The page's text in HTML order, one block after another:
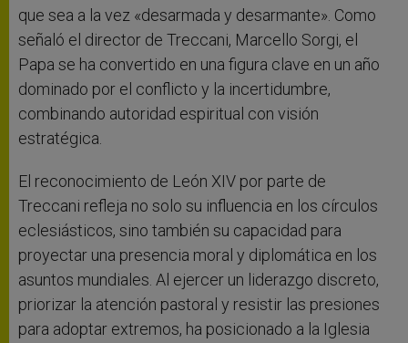
que sea a la vez «desarmada y desarmante». Como
señaló el director de Treccani, Marcello Sorgi, el
Papa se ha convertido en una figura clave en un año
dominado por el conflicto y la incertidumbre,
combinando autoridad espiritual con visión
estratégica.
El reconocimiento de León XIV por parte de
Treccani refleja no solo su influencia en los círculos
eclesiásticos, sino también su capacidad para
proyectar una presencia moral y diplomática en los
asuntos mundiales. Al ejercer un liderazgo discreto,
priorizar la atención pastoral y resistir las presiones
para adoptar extremos, ha posicionado a la Iglesia